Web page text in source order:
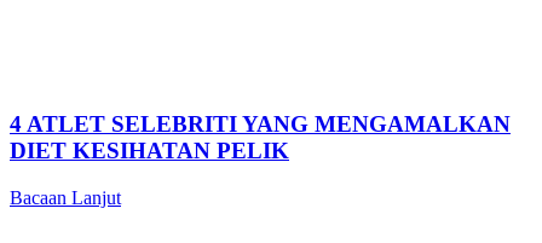
4 ATLET SELEBRITI YANG MENGAMALKAN
DIET KESIHATAN PELIK
Bacaan Lanjut